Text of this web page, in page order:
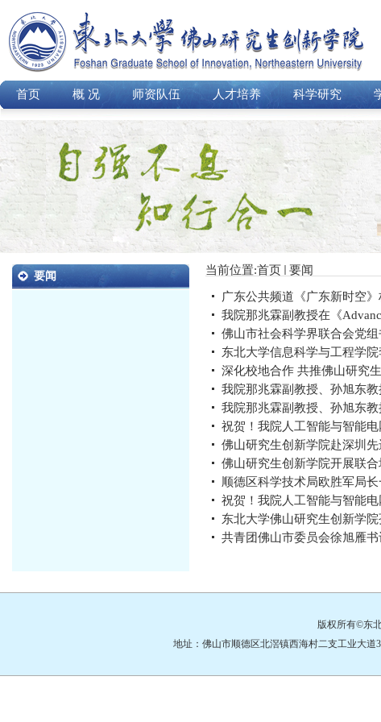
首页 概 况 师资队伍 人才培养 科学研究
要闻 当前位置:首页 要闻
广东公共频道《广东新时空
我院那兆霖副教授在《
佛山市社会科学界联合会党
东北大学信息科学与工程学
深化校地合作 共推佛山研究
我院那兆霖副教授、孙旭东
我院那兆霖副教授、孙旭东
祝贺！我院人工智能与智能
佛山研究生创新学院赴深圳
佛山研究生创新学院开展联
顺德区科学技术局欧胜军局
祝贺！我院人工智能与智能
东北大学佛山研究生创新学
共青团佛山市委员会徐旭雁
版权所有©东
地址：佛山市顺德区北滘镇西海村二支工业大